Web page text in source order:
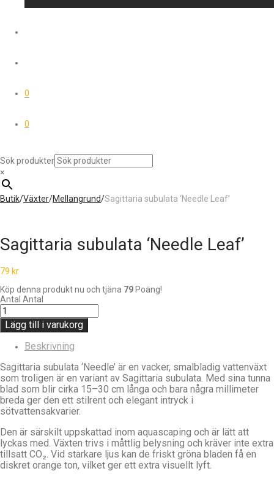
0
0
Sök produkter
×
Butik/Växter/Mellangrund/Sagittaria subulata ‘Needle Leaf’
Sagittaria subulata ‘Needle Leaf’
79 kr
Köp denna produkt nu och tjäna 79Poäng!
Antal Antal
Lägg till i varukorg
Beskrivning
Sagittaria subulata ‘Needle’ är en vacker, smalbladig vattenväxt
som troligen är en variant av Sagittaria subulata. Med sina tunna
blad som blir cirka 15–30 cm långa och bara några millimeter
breda ger den ett stilrent och elegant intryck i
sötvattensakvarier.
Den är särskilt uppskattad inom aquascaping och är lätt att
lyckas med. Växten trivs i måttlig belysning och kräver inte extra
tillsatt CO₂. Vid starkare ljus kan de friskt gröna bladen få en
diskret orange ton, vilket ger ett extra visuellt lyft.